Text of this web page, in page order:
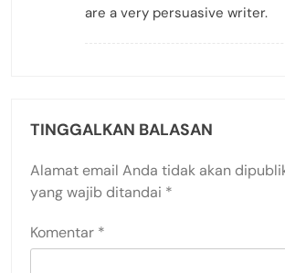
are a very persuasive writer.
TINGGALKAN BALASAN
Alamat email Anda tidak akan
yang wajib ditandai *
Komentar *